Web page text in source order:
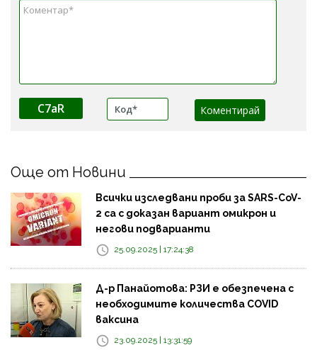
C7aR
Още от Новини
Всички изследвани проби за SARS-CoV-
2 са с доказан вариант омикрон и
негови подварианти
25.09.2025 | 17:24:38
Д-р Панайотова: РЗИ е обезпечена с
необходимите количества COVID
ваксина
23.09.2025 | 13:31:59